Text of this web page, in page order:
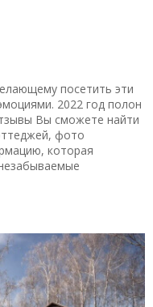
посетить эти
2022 год полон
Вы сможете найти
фото
которая